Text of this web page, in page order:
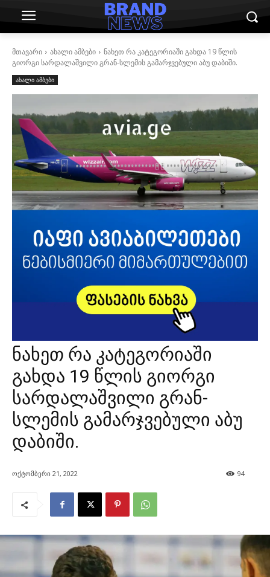
მთავარი ახალი ამბები
ნახეთ რა კატეგორიაში გახდა 19 წლის
გიორგი სარდალაშვილი გრან-სლემის გამარჯვებული აბუ დაბიში.
ახალი ამბები
ნახეთ რა კატეგორიაში
გახდა 19 წლის გიორგი
სარდალაშვილი გრან-
სლემის გამარჯვებული აბუ
დაბიში.
ოქტომბერი 21, 2022 94